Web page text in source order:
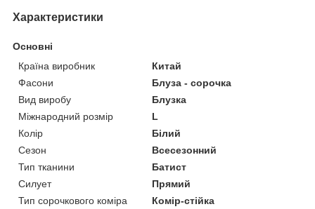
Характеристики
Основні
Країна виробник
Китай
Фасони
Блуза - сорочка
Вид виробу
Блузка
Міжнародний розмір
L
Колір
Білий
Сезон
Всесезонний
Тип тканини
Батист
Силует
Прямий
Тип сорочкового коміра
Комір-стійка